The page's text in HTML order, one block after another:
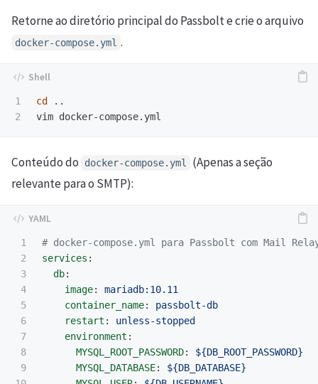
Retorne ao diretório principal do Passbolt e crie o arquivo
docker-compose.yml .
1
cd
..
Conteúdo do docker-compose.yml
(Apenas a seção
relevante para o SMTP):
1
2
3
4
5
6
7
8
9
# docker-compose.yml para Passbolt com Mail
services :
db:
image:
mariadb:10.11
container_name:
passbolt-db
restart :
unless-stopped
environment :
MYSQL_ROOT_PASSWORD:
${DB_ROOT_PASSWORD}
MYSQL_DATABASE:
${DB_DATABASE}